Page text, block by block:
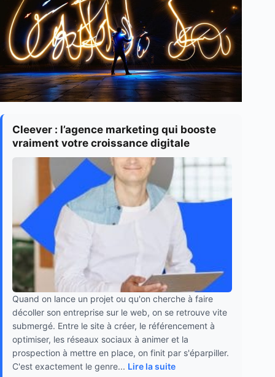
Cleever : l’agence marketing qui booste
vraiment votre croissance digitale
Quand on lance un projet ou qu'on cherche à faire
décoller son entreprise sur le web, on se retrouve vite
submergé. Entre le site à créer, le référencement à
optimiser, les réseaux sociaux à animer et la
prospection à mettre en place, on finit par s'éparpiller.
C'est exactement le genre... Lire la suite